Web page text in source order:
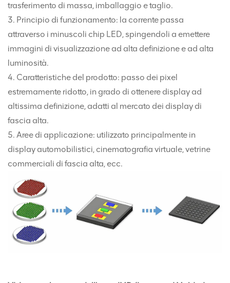
trasferimento di massa, imballaggio e taglio.
3. Principio di funzionamento: la corrente passa
attraverso i minuscoli chip LED, spingendoli a emettere
immagini di visualizzazione ad alta definizione e ad alta
luminosità.
4. Caratteristiche del prodotto: passo dei pixel
estremamente ridotto, in grado di ottenere display ad
altissima definizione, adatti al mercato dei display di
fascia alta.
5. Aree di applicazione: utilizzato principalmente in
display automobilistici, cinematografia virtuale, vetrine
commerciali di fascia alta, ecc.